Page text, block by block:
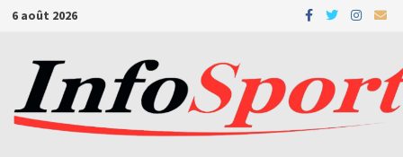
Passer
contenu
6 août 2026